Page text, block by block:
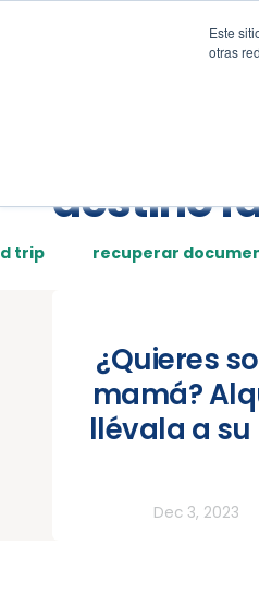
Este
otras
destino
trip recuperar
¿Quieres
mamá?
llévala a
Dec 3, 2023